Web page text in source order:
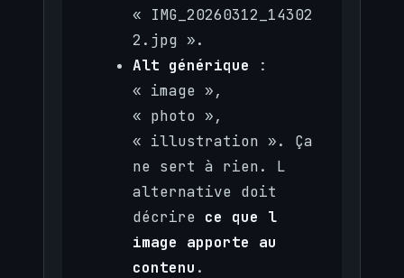
« IMG_20260312_14302
2.jpg ».
Alt générique :
« image »,
« photo »,
« illustration ». Ça
ne sert à rien. L
alternative doit
décrire ce que l
image apporte au
contenu .